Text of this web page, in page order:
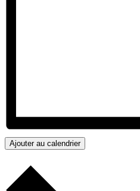
Ajouter au calendrier